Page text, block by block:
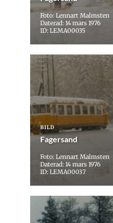
Foto: Lennart Malmsten
Daterad: 14 mars 1976
ID: LEMA00035
BILD
Fagersand
Foto: Lennart Malmsten
Daterad: 14 mars 1976
ID: LEMA00037